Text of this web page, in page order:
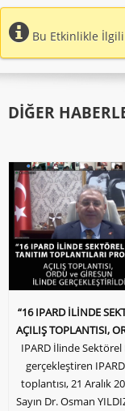
Bu Etkinlikle
DIĞER
“16 IPARD İLİNDE
AÇILIŞ TOPLANTISI,
IPARD İlinde Sektörel
gerçekleştiren
toplantısı, 21 Aralık
Sayın Dr. Osman